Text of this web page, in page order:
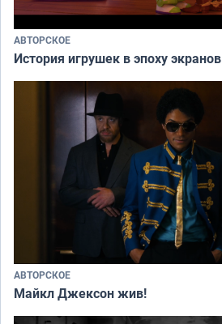
АВТОРСКОЕ
История игрушек в эпоху экранов
АВТОРСКОЕ
Майкл Джексон жив!